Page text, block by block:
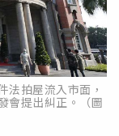
法拍屋流入市面，
會提出糾正。（圖